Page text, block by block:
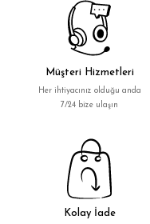
Müşteri Hizmetleri
Her ihtiyacınız olduğu anda
7/24 bize ulaşın
Kolay İade